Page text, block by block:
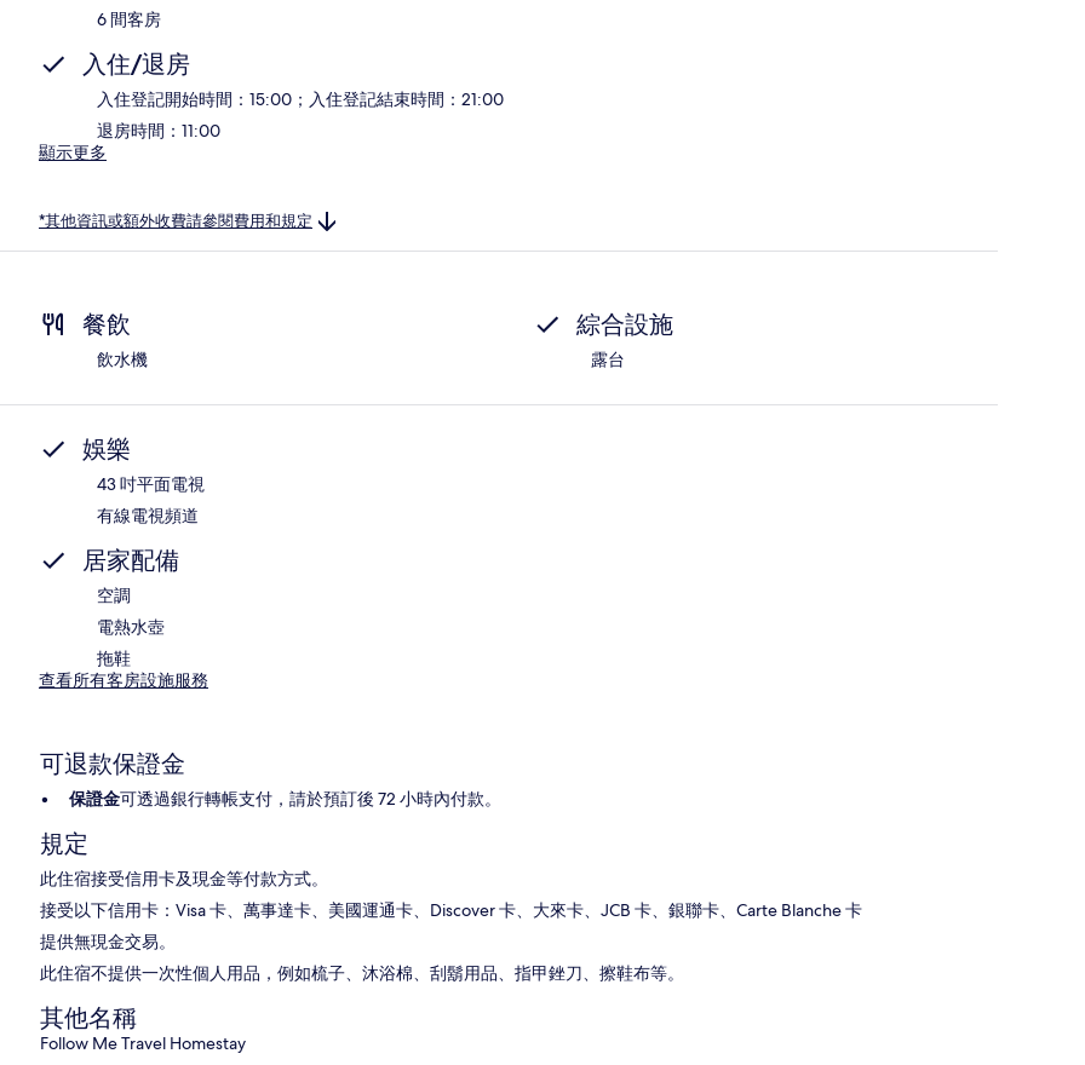
6 間客房
入住/退房
入住登記開始時間：15:00；入住登記結束時間：21:00
退房時間：11:00
顯示更多
*其他資訊或額外收費請參閱費用和規定
餐飲
飲水機
綜合設施
露台
娛樂
43 吋平面電視
有線電視頻道
居家配備
空調
電熱水壺
拖鞋
查看所有客房設施服務
可退款保證金
保證金可透過銀行轉帳支付，請於預訂後 72 小時內付款。
規定
此住宿接受信用卡及現金等付款方式。
接受以下信用卡：Visa 卡、萬事達卡、美國運通卡、Discover 卡、大來卡、JCB 卡、銀聯卡、Carte Blanche 卡
提供無現金交易。
此住宿不提供一次性個人用品，例如梳子、沐浴棉、刮鬍用品、指甲銼刀、擦鞋布等。
其他名稱
Follow Me Travel Homestay